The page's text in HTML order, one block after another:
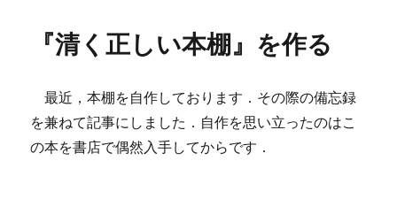
『清く正しい本棚』を作る
最近，本棚を自作しております．その際の備忘録
を兼ねて記事にしました．自作を思い立ったのはこ
の本を書店で偶然入手してからです．